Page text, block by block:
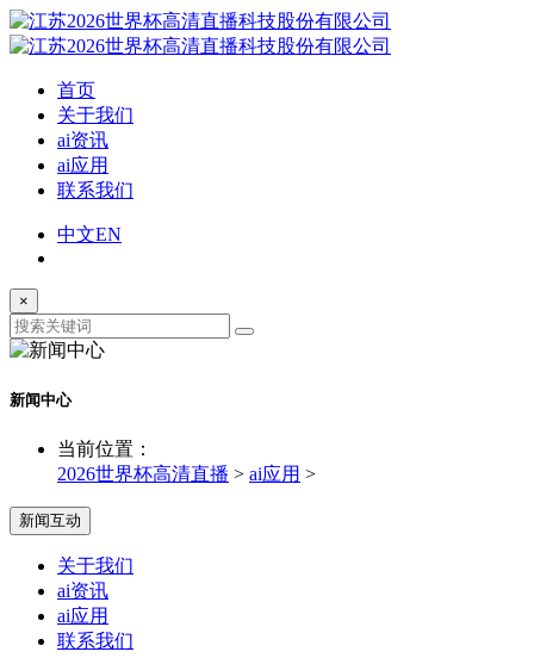
首页
关于我们
ai资讯
ai应用
联系我们
中文EN
×
新闻中心
当前位置：
2026世界杯高清直播 > ai应用 >
新闻互动
关于我们
ai资讯
ai应用
联系我们